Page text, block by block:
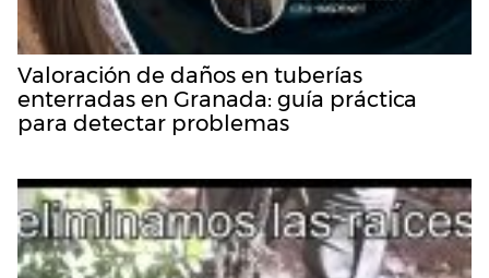
Valoración de daños en tuberías
enterradas en Granada: guía práctica
para detectar problemas